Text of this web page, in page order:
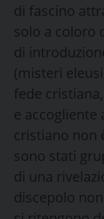
di fascino
solo a coloro
di
(misteri
fede
e accogliente
cristiano non
sono stati
di una
discepolo